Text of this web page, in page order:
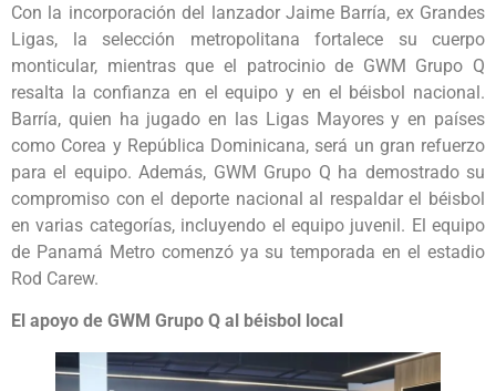
Con la incorporación del lanzador Jaime Barría, ex Grandes
Ligas, la selección metropolitana fortalece su cuerpo
monticular, mientras que el patrocinio de GWM Grupo Q
resalta la confianza en el equipo y en el béisbol nacional.
Barría, quien ha jugado en las Ligas Mayores y en países
como Corea y República Dominicana, será un gran refuerzo
para el equipo. Además, GWM Grupo Q ha demostrado su
compromiso con el deporte nacional al respaldar el béisbol
en varias categorías, incluyendo el equipo juvenil. El equipo
de Panamá Metro comenzó ya su temporada en el estadio
Rod Carew.
El apoyo de GWM Grupo Q al béisbol local